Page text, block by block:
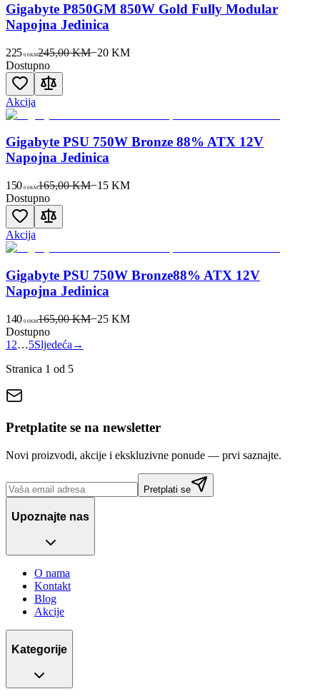
Gigabyte P850GM 850W Gold Fully Modular
Napojna Jedinica
225 00KM245,00 KM−20 KM
Dostupno
Akcija
Gigabyte PSU 750W Bronze 88% ATX 12V
Napojna Jedinica
150 00KM165,00 KM−15 KM
Dostupno
Akcija
Gigabyte PSU 750W Bronze88% ATX 12V
Napojna Jedinica
140 00KM165,00 KM−25 KM
Dostupno
1 2…5Sljedeća →
Stranica 1 od 5
Pretplatite se na newsletter
Novi proizvodi, akcije i ekskluzivne ponude — prvi saznajte.
Pretplati se
Upoznajte nas
O nama
Kontakt
Blog
Akcije
Kategorije